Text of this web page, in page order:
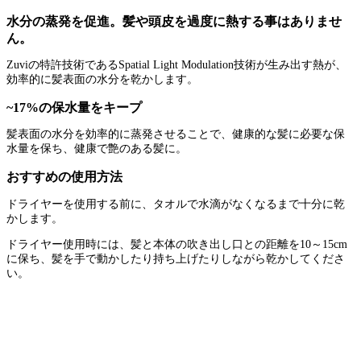
水分の蒸発を促進。髪や頭皮を過度に熱する事はありませ
ん。
Zuviの特許技術であるSpatial Light Modulation技術が生み出す熱が、
効率的に髪表面の水分を乾かします。
~17%の保水量をキープ
髪表面の水分を効率的に蒸発させることで、健康的な髪に必要な保
水量を保ち、健康で艶のある髪に。
おすすめの使用方法
ドライヤーを使用する前に、タオルで水滴がなくなるまで十分に乾
かします。
ドライヤー使用時には、髪と本体の吹き出し口との距離を10～15cm
に保ち、髪を手で動かしたり持ち上げたりしながら乾かしてくださ
い。